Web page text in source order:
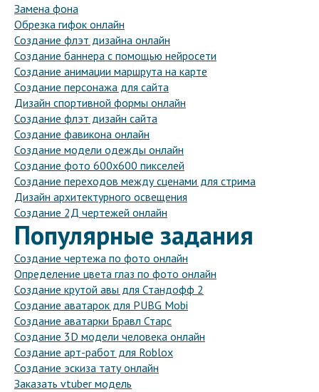
Замена фона
Обрезка гифок онлайн
Создание флэт дизайна онлайн
Создание баннера с помощью нейросети
Создание анимации маршрута на карте
Создание персонажа для сайта
Дизайн спортивной формы онлайн
Создание флэт дизайн сайта
Создание фавикона онлайн
Создание модели одежды онлайн
Создание фото 600х600 пикселей
Создание переходов между сценами для стрима
Дизайн архитектурного освещения
Создание 2Д чертежей онлайн
Популярные задания
Создание чертежа по фото онлайн
Определение цвета глаз по фото онлайн
Создание крутой авы для Стандофф 2
Создание аватарок для PUBG Mobi
Создание аватарки Бравл Старс
Создание 3D модели человека онлайн
Создание арт-работ для Roblox
Создание эскиза тату онлайн
Заказать vtuber модель